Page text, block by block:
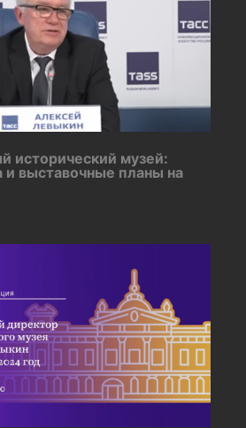
исторический музей:
и выставочные планы на